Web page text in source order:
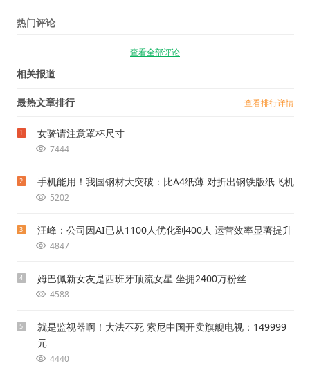
热门评论
查看全部评论
相关报道
最热文章排行 查看排行详情
1 女骑请注意罩杯尺寸
7444
2 手机能用！我国钢材大突破：比A4纸薄 对折出钢铁版纸飞机
5202
3 汪峰：公司因AI已从1100人优化到400人 运营效率显著提升
4847
4 姆巴佩新女友是西班牙顶流女星 坐拥2400万粉丝
4588
5
就是监视器啊！大法不死 索尼中国开卖旗舰电视：149999
元
4440